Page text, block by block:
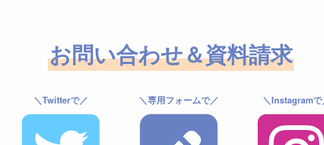
お問い合わせ＆資料請求
＼Twitterで／ ＼専用フォームで／ ＼Instagramで